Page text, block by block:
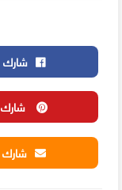
شارك
شارك
شارك